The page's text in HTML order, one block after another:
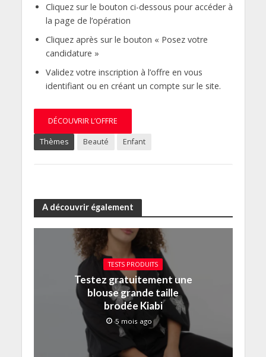
Cliquez sur le bouton ci-dessous pour accéder à
la page de l’opération
Cliquez après sur le bouton « Posez votre
candidature »
Validez votre inscription à l’offre en vous
identifiant ou en créant un compte sur le site.
DÉCOUVRIR L’OFFRE
Thèmes Beauté Enfant
A découvrir également
TESTS PRODUITS
Testez gratuitement une
blouse grande taille
brodée Kiabi
5 mois ago